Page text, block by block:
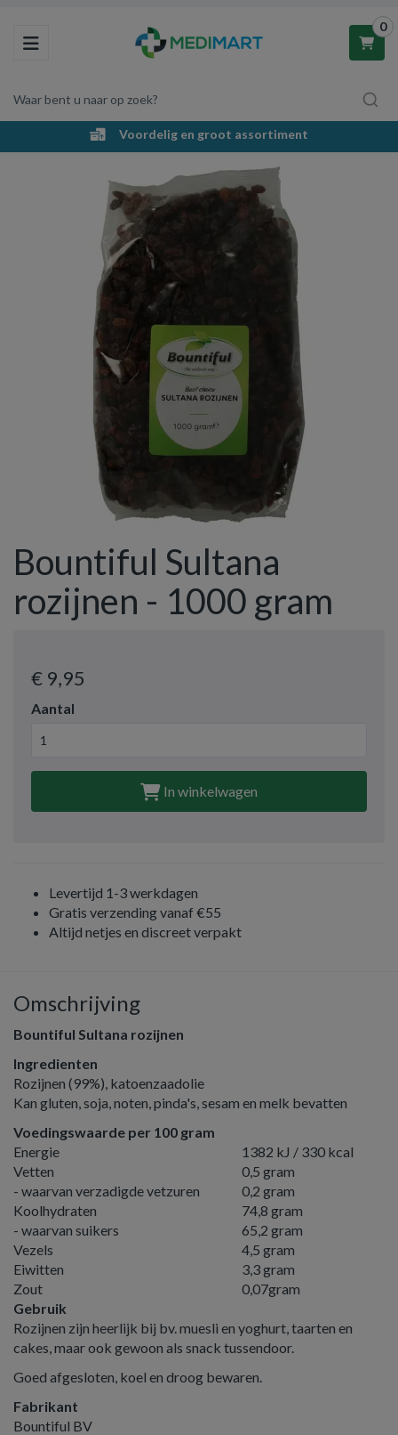
Toggle navigation
Waar bent u naar op zoek?
0
Winkelwagen
Uw winkelwagen is leeg.
Vul hem met producten.
Voordelig en groot assortiment
Bountiful Sultana
rozijnen - 1000 gram
€ 9,95
Aantal
In winkelwagen
Levertijd 1-3 werkdagen
Gratis verzending vanaf €55
Altijd netjes en discreet verpakt
Omschrijving
Bountiful Sultana rozijnen
Ingredienten
Rozijnen (99%), katoenzaadolie
Kan gluten, soja, noten, pinda's, sesam en melk bevatten
Voedingswaarde per 100 gram
Energie
1382 kJ / 330 kcal
Vetten
- waarvan verzadigde vetzuren
0,5 gram
0,2 gram
Koolhydraten
- waarvan suikers
74,8 gram
65,2 gram
Vezels
4,5 gram
Eiwitten
3,3 gram
Zout
0,07gram
Gebruik
Rozijnen zijn heerlijk bij bv. muesli en yoghurt, taarten en
cakes, maar ook gewoon als snack tussendoor.
Goed afgesloten, koel en droog bewaren.
Fabrikant
Bountiful BV